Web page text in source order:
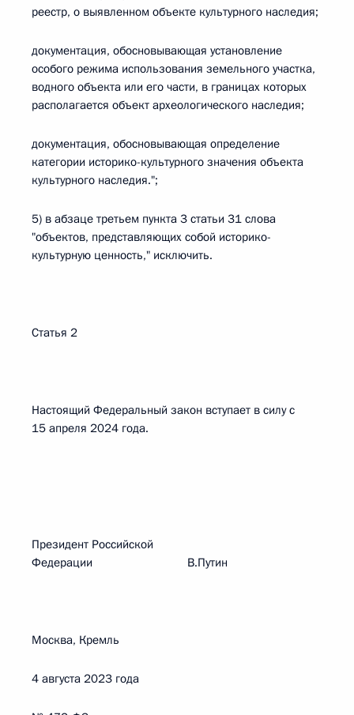
реестр, о выявленном объекте культурного наследия;
документация, обосновывающая установление
особого режима использования земельного участка,
водного объекта или его части, в границах которых
располагается объект археологического наследия;
документация, обосновывающая определение
категории историко-культурного значения объекта
культурного наследия.";
5) в абзаце третьем пункта 3 статьи 31 слова
"объектов, представляющих собой историко-
культурную ценность," исключить.
Статья 2
Настоящий Федеральный закон вступает в силу с
15 апреля 2024 года.
Президент Российской
Федерации В.Путин
Москва, Кремль
4 августа 2023 года